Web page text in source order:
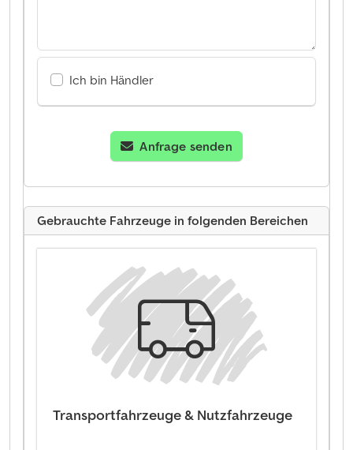
Ich bin Händler
Anfrage senden
Gebrauchte Fahrzeuge in folgenden Bereichen
Transportfahrzeuge & Nutzfahrzeuge